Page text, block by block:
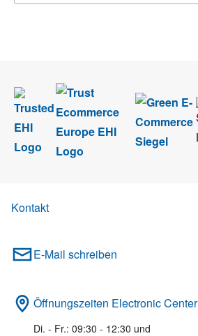
Kontakt
E-Mail schreiben
Öffnungszeiten Electronic Center
Di. - Fr.: 09:30 - 12:30 und